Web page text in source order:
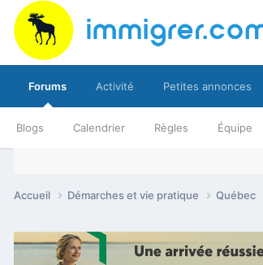
Forums
Blogs Calendrier Règles Équipe
Activité Petites annonces
Accueil Démarches et vie pratique Québec